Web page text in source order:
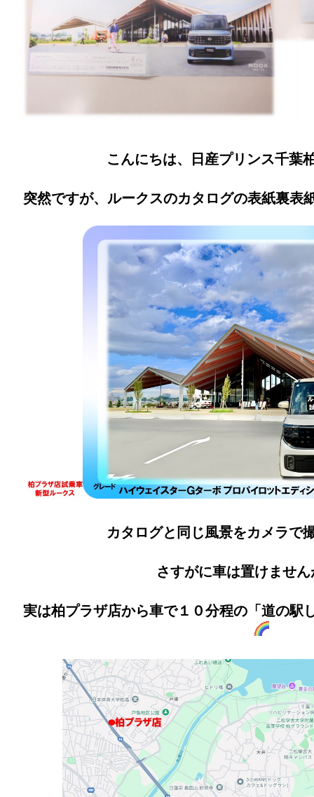
こんにちは、日産プリンス千葉
突然ですが、ルークスのカタログの表紙裏表
カタログと同じ風景をカメラで
さすがに車は置けませ
実は柏プラザ店から車で１０分程の「道の駅